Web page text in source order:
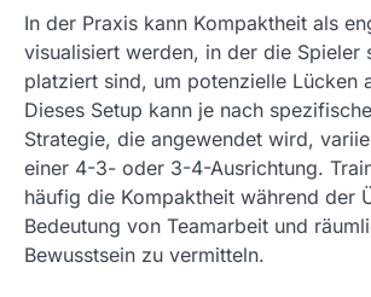
In der Praxis kann Kompaktheit als
visualisiert werden, in der die Spieler
platziert sind, um potenzielle Lücken
Dieses Setup kann je nach
Strategie, die angewendet wird,
einer 4-3- oder 3-4-Ausrichtung.
häufig die Kompaktheit während der
Bedeutung von Teamarbeit und
Bewusstsein zu vermitteln.